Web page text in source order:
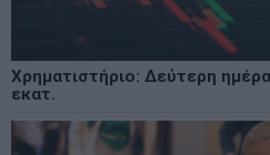
Χρηματιστήριο: Δεύτερη
εκατ.